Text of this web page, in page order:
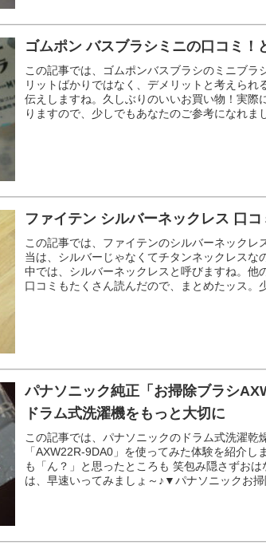
ゴムポン バスブラシミニの口コミ！
この記事では、ゴムポンバスブラシのミニブラ
リットばかりではなく、デメリットと考えられ
伝えしますね。久しぶりのいいお買い物！実際
りますので、少しでもあなたのご参考になれま
ファイテン シルバーネックレス 口コ
この記事では、ファイテンのシルバーネックレ
当は、シルバーじゃなくてチタンネックレスな
中では、シルバーネックレスと呼びますね。他
口コミもたくさん読んだので、まとめたッス。
パナソニック純正「お掃除ブラシ
ドラム式洗濯機をもっと大切に
この記事では、パナソニックのドラム式洗濯乾
「AXW22R-9DA0」を使ってみた体験を紹介し
も「ん？」と思ったところも 笑包み隠さずお
は、早速いってみましょ～♪▼パナソニックお掃